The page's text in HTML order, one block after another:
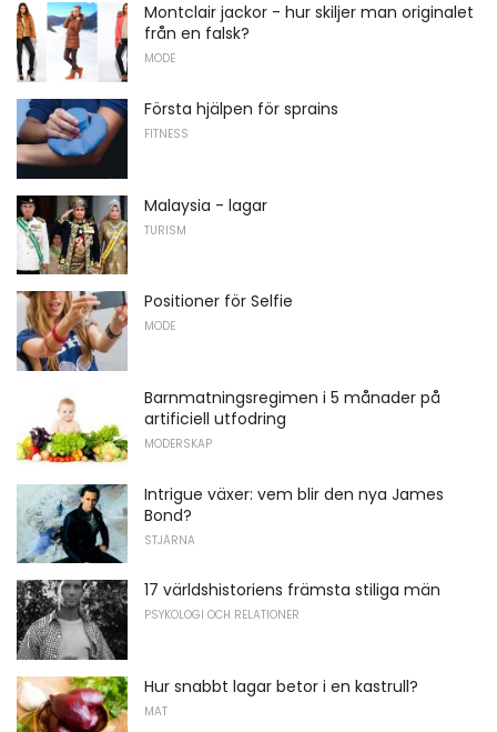
Montclair jackor - hur skiljer man originalet
från en falsk?
MODE
Första hjälpen för sprains
FITNESS
Malaysia - lagar
TURISM
Positioner för Selfie
MODE
Barnmatningsregimen i 5 månader på
artificiell utfodring
MODERSKAP
Intrigue växer: vem blir den nya James
Bond?
STJÄRNA
17 världshistoriens främsta stiliga män
PSYKOLOGI OCH RELATIONER
Hur snabbt lagar betor i en kastrull?
MAT